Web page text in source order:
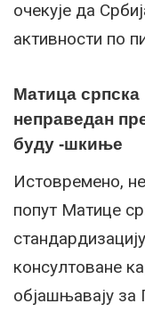
очекује да
активности по
Матица српска
неправедан
буду -шкиње
Истовремено,
попут Матице
консултоване
објашњавају за